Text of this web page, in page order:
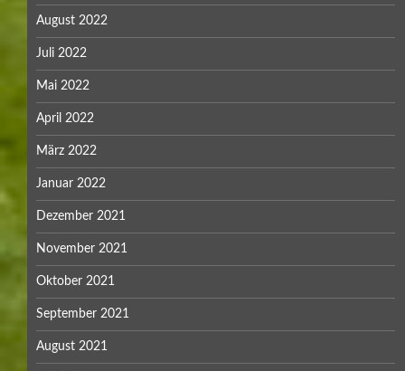
August 2022
Juli 2022
Mai 2022
April 2022
März 2022
Januar 2022
Dezember 2021
November 2021
Oktober 2021
September 2021
August 2021